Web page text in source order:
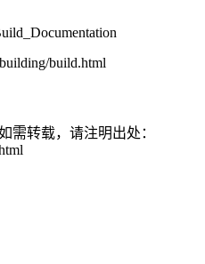
build.html
需转载，请注明出处：